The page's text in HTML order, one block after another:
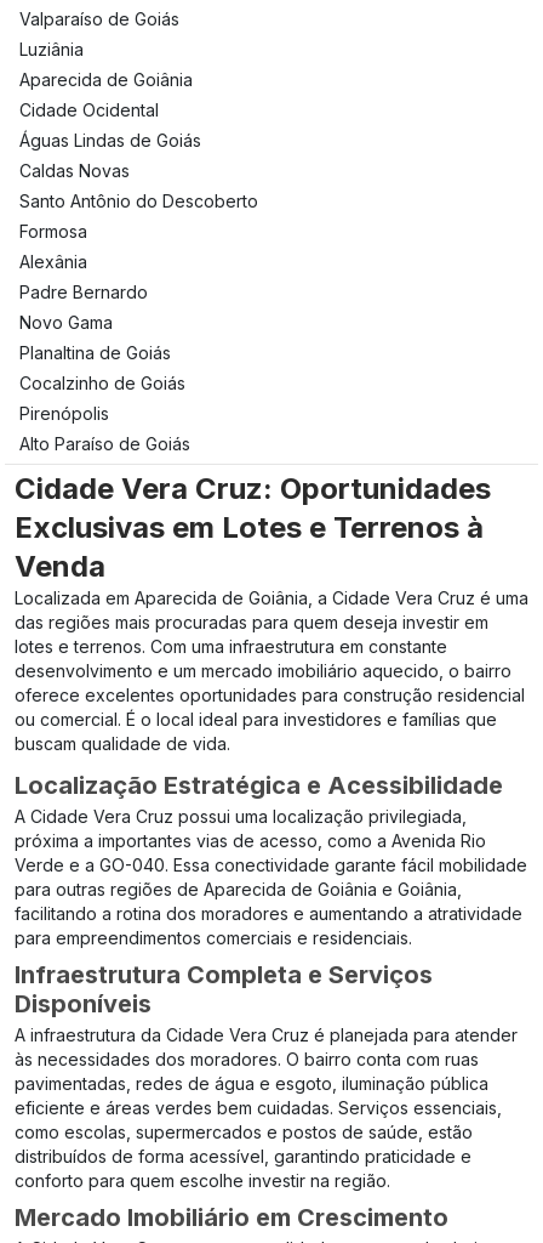
Valparaíso de Goiás
Luziânia
Aparecida de Goiânia
Cidade Ocidental
Águas Lindas de Goiás
Caldas Novas
Santo Antônio do Descoberto
Formosa
Alexânia
Padre Bernardo
Novo Gama
Planaltina de Goiás
Cocalzinho de Goiás
Pirenópolis
Alto Paraíso de Goiás
Cidade Vera Cruz: Oportunidades
Exclusivas em Lotes e Terrenos à
Venda
Localizada em Aparecida de Goiânia, a Cidade Vera Cruz é uma
das regiões mais procuradas para quem deseja investir em
lotes e terrenos. Com uma infraestrutura em constante
desenvolvimento e um mercado imobiliário aquecido, o bairro
oferece excelentes oportunidades para construção residencial
ou comercial. É o local ideal para investidores e famílias que
buscam qualidade de vida.
Localização Estratégica e Acessibilidade
A Cidade Vera Cruz possui uma localização privilegiada,
próxima a importantes vias de acesso, como a Avenida Rio
Verde e a GO-040. Essa conectividade garante fácil mobilidade
para outras regiões de Aparecida de Goiânia e Goiânia,
facilitando a rotina dos moradores e aumentando a atratividade
para empreendimentos comerciais e residenciais.
Infraestrutura Completa e Serviços
Disponíveis
A infraestrutura da Cidade Vera Cruz é planejada para atender
às necessidades dos moradores. O bairro conta com ruas
pavimentadas, redes de água e esgoto, iluminação pública
eficiente e áreas verdes bem cuidadas. Serviços essenciais,
como escolas, supermercados e postos de saúde, estão
distribuídos de forma acessível, garantindo praticidade e
conforto para quem escolhe investir na região.
Mercado Imobiliário em Crescimento